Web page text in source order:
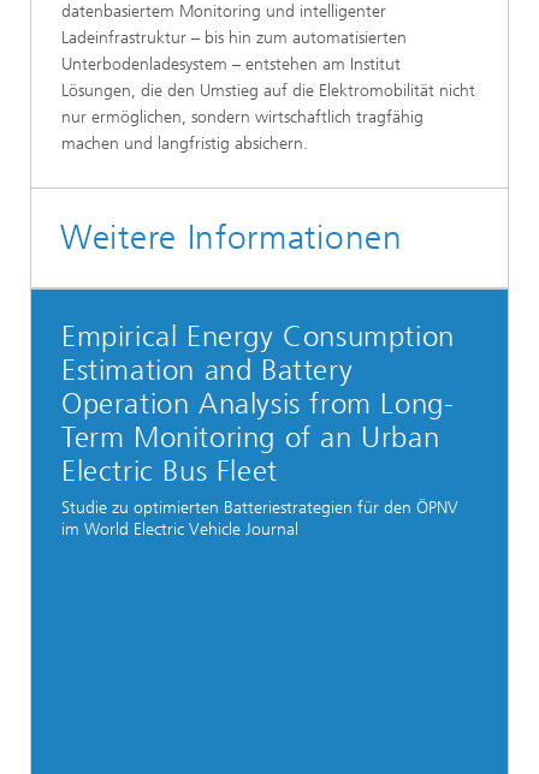
datenbasiertem Monitoring und intelligenter
Ladeinfrastruktur – bis hin zum automatisierten
Unterbodenladesystem – entstehen am Institut
Lösungen, die den Umstieg auf die Elektromobilität nicht
nur ermöglichen, sondern wirtschaftlich tragfähig
machen und langfristig absichern.
Weitere Informationen
Empirical Energy Consumption
Estimation and Battery
Operation Analysis from Long-
Term Monitoring of an Urban
Electric Bus Fleet
Studie zu optimierten Batteriestrategien für den ÖPNV
im World Electric Vehicle Journal